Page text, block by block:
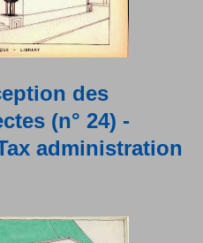
des
(n° 24) -
administration